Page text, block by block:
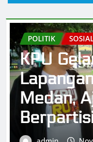
SOSIAL
Hello
admin